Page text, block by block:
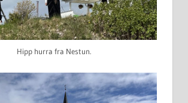
Hipp hurra fra Nestun.